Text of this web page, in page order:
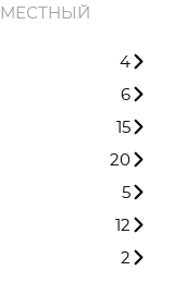
4
6
15
20
5
12
2